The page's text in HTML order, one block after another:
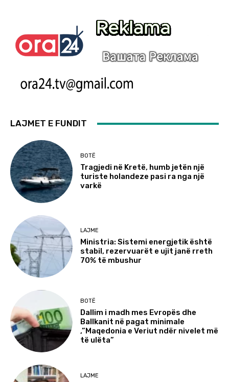
LAJMET E FUNDIT
BOTË
Tragjedi në Kretë, humb jetën një
turiste holandeze pasi ra nga një
varkë
LAJME
Ministria: Sistemi energjetik është
stabil, rezervuarët e ujit janë rreth
70% të mbushur
BOTË
Dallim i madh mes Evropës dhe
Ballkanit në pagat minimale
,”Maqedonia e Veriut ndër nivelet më
të ulëta”
LAJME